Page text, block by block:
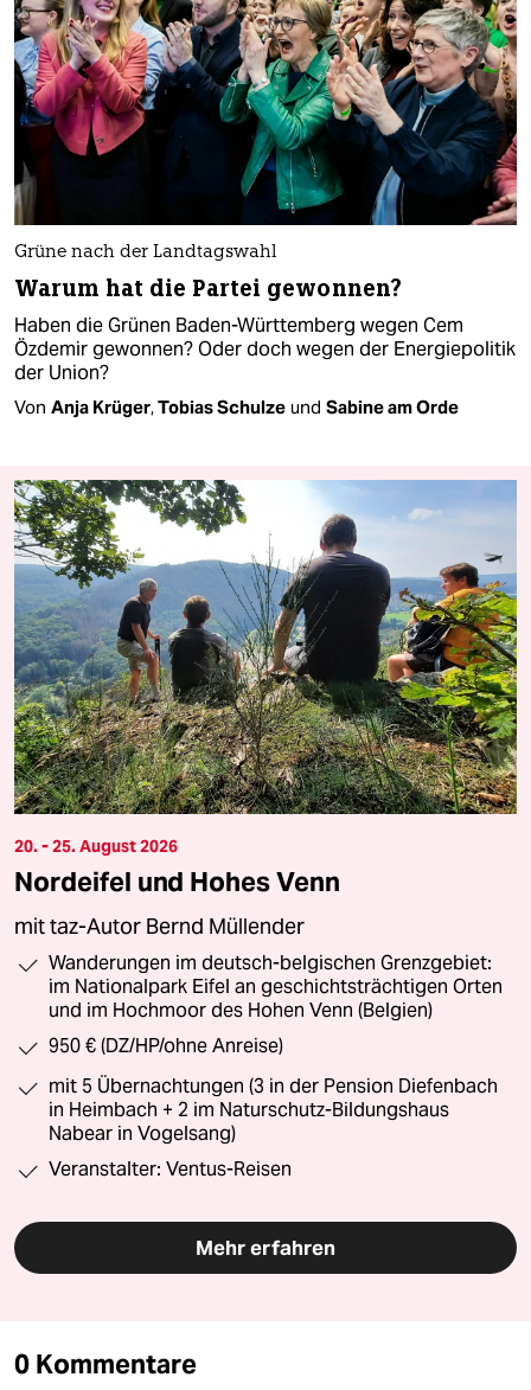
Grüne nach der Landtagswahl
Warum hat die Partei gewonnen?
Haben die Grünen Baden-Württemberg wegen Cem
Özdemir gewonnen? Oder doch wegen der Energiepolitik
der Union?
Von Anja Krüger,Tobias Schulze und Sabine am Orde
20. - 25. August 2026
Nordeifel und Hohes Venn
mit taz-Autor Bernd Müllender
Wanderungen im deutsch-belgischen Grenzgebiet:
im Nationalpark Eifel an geschichtsträchtigen Orten
und im Hochmoor des Hohen Venn (Belgien)
950 € (DZ/HP/ohne Anreise)
mit 5 Übernachtungen (3 in der Pension Diefenbach
in Heimbach + 2 im Naturschutz-Bildungshaus
Nabear in Vogelsang)
Veranstalter: Ventus-Reisen
Mehr erfahren
0 Kommentare